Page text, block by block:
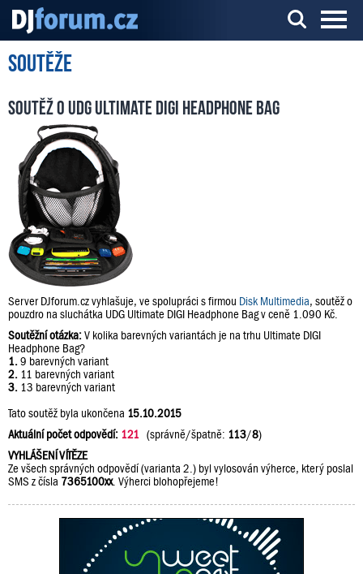
Server o DJ technice a DJingu
Soutěže
Soutěž o UDG Ultimate DIGI Headphone Bag
Server DJforum.cz vyhlašuje, ve spolupráci s firmou Disk Multimedia, soutěž o
pouzdro na sluchátka UDG Ultimate DIGI Headphone Bag v ceně 1.090 Kč.
Soutěžní otázka:V kolika barevných variantách je na trhu Ultimate DIGI
Headphone Bag?
1. 9 barevných variant
2. 11 barevných variant
3. 13 barevných variant
Tato soutěž byla ukončena 15.10.2015
Aktuální počet odpovědí: 121 (správně/špatně: 113/8)
VYHLÁŠENÍ VÍTĚZE
Ze všech správných odpovědí (varianta 2.) byl vylosován výherce, který poslal
SMS z čísla 7365100xx. Výherci blohopřejeme!